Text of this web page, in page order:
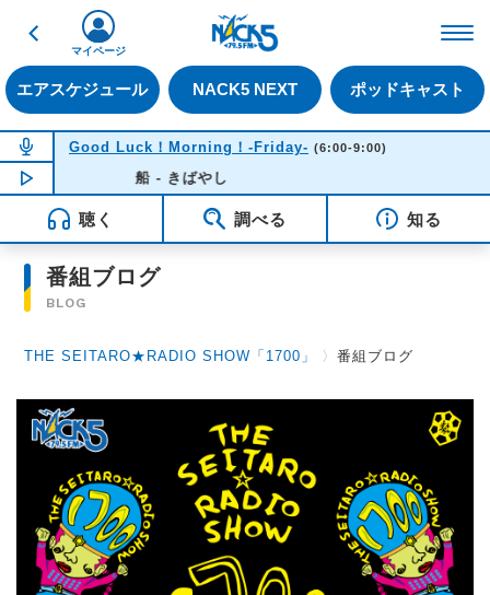
戻る
エアスケジュール NACK5 NEXT ポッドキャスト
マイページ
NOW ON AIR
Good Luck！Morning！-Friday- (6:00-9:00)
NOW PLAYING 06:33
船 - きばやし
聴く 調べる 知る
番組ブログ
BLOG
THE SEITARO★RADIO SHOW「1700」 〉番組ブログ